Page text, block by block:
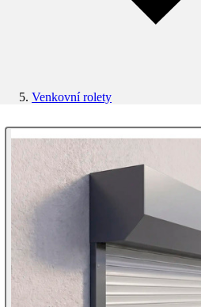
Venkovní rolety